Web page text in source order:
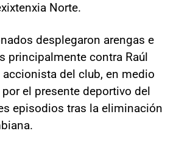
Norte.
desplegaron arengas e
principalmente contra Raúl
del club, en medio
el presente deportivo del
episodios tras la eliminación